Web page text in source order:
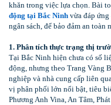
khăn trong việc lựa chọn. Bài
động tại Bắc Ninh vừa đáp
ngân sách, để bảo đảm an
1. Phân tích thực trạng thị
Tại Bắc Ninh hiện chưa có số
động, nhưng theo Trang Vàng
nghiệp và nhà cung cấp liên
vị phân phối lớn nổi bật, tiêu
Phương Anh Vina, An Tâm,